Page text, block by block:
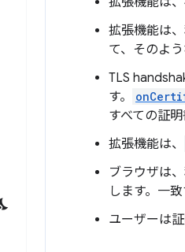
拡張機能は
て、そのよ
TLS
す。
すべての証
拡張機能は、
ブラウザは
します。一
ユーザーは